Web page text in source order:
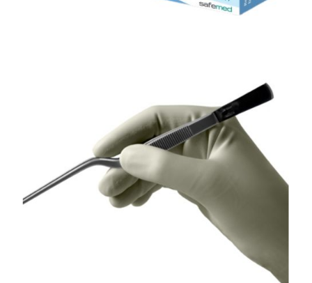
Rękawiczki nitrylowe bezpudrowe niebieskie